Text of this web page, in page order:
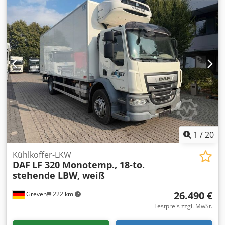
1 /20
Greven 222 km
Kühlkoffer-LKW
DAF LF 320 Monotemp., 18-to.
stehende LBW, weiß
26.490 €
Festpreis zzgl. MwSt.